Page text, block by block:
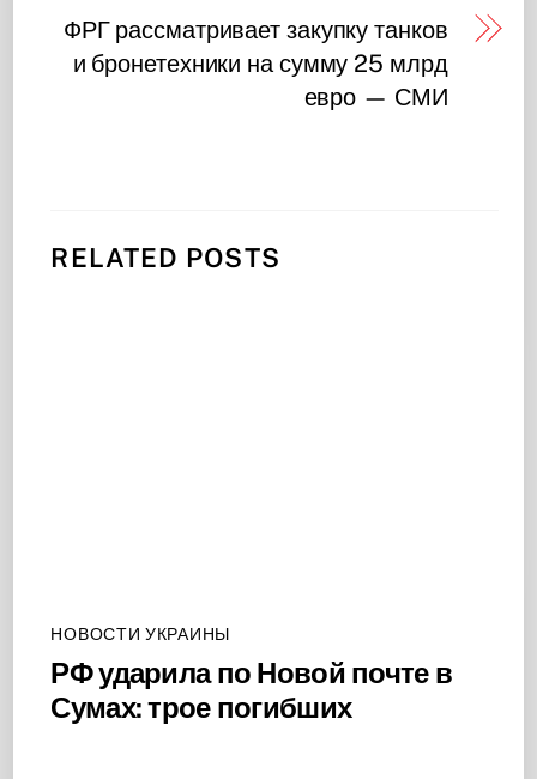
ФРГ рассматривает закупку танков
и бронетехники на сумму 25 млрд
евро — СМИ
RELATED POSTS
НОВОСТИ УКРАИНЫ
РФ ударила по Новой почте в
Сумах: трое погибших